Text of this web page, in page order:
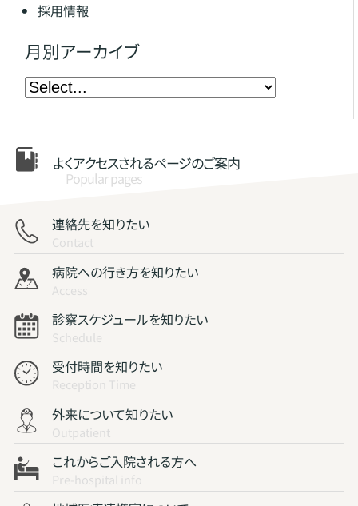
採用情報
月別アーカイブ
よくアクセスされるページのご案内
Popular pages
連絡先を知りたい
Contact
病院への行き方を知りたい
Access
診察スケジュールを知りたい
Schedule
受付時間を知りたい
Reception Time
外来について知りたい
Outpatient
これからご入院される方へ
Pre-hospital info